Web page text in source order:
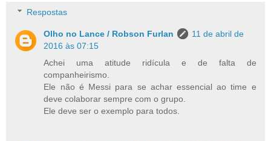
Respostas
Olho no Lance / Robson Furlan
11 de abril de
2016 às 07:15
Achei uma atitude ridícula e de falta de
companheirismo.
Ele não é Messi para se achar essencial ao time e
deve colaborar sempre com o grupo.
Ele deve ser o exemplo para todos.